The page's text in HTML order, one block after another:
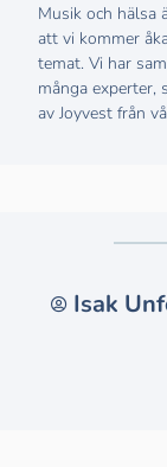
Musik och hälsa
att vi kommer
temat. Vi har
många experter,
av Joyvest från
Isak